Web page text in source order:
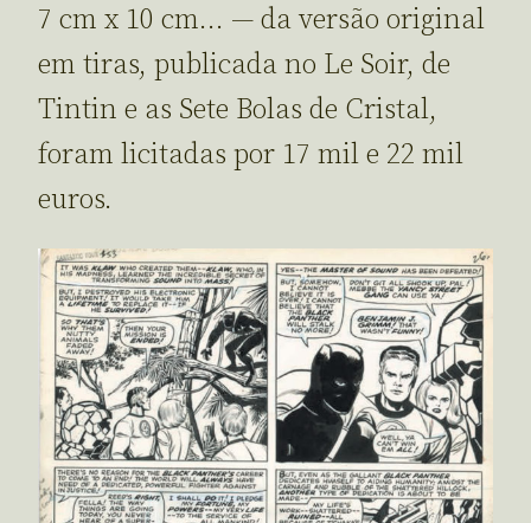
7 cm x 10 cm… — da versão original
em tiras, publicada no Le Soir, de
Tintin e as Sete Bolas de Cristal,
foram licitadas por 17 mil e 22 mil
euros.